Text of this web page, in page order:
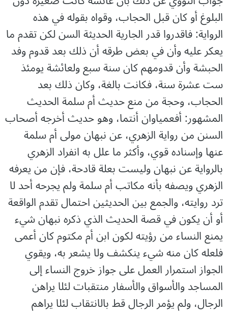
البلوغ أو كان قبل الحجاب، وقواه بقوله في هذه
الرواية: فاقدروا قدر الجارية الحديثة السن لكن تقدم ما
يعكر عليه وأن في بعض طرقه أن ذلك بعد قدوم وفد
الحبشة وأن قدومهم كان سنة سبع ولعائشة يومئذ
ست عشرة سنة، فكانت بالغة، وكان ذلك بعد
الحجاب، وحجة من منع حديث أم سلمة الحديث
المشهور: أفعمياوان أنتما، وهو حديث أخرجه أصحاب
السنن من رواية الزهري، عن نبهان مولى أم سلمة
عنها وإسناده قوي، وأكثر ما علل به انفراد الزهري
بالرواية عن نبهان وليست بعلة قادحة، فإن من يعرفه
الزهري ويصفه بأنه مكاتب أم سلمة ولم يجرحه أحد لا
ترد روايته، والجمع بين الحديثين احتمال تقدم الواقعة
أو أن يكون في قصة الحديث الذي ذكره نبهان شيء
يمنع النساء من رؤيته لكون ابن أم مكتوم كان أعمى
فلعله كان منه شيء ينكشف ولا يشعر به، ويقوي
الجواز استمرار العمل على جواز خروج النساء إلى
المساجد والأسواق والأسفار منتقبات لئلا يراهن
الرجال، ولم يؤمر الرجال قط بالانتقاب لئلا يراهم